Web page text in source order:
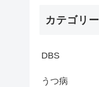
カテゴリー
DBS
うつ病